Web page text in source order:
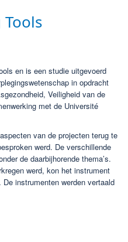
en is een studie uitgevoerd
in opdracht
Veiligheid van de
met de Université
van de projecten terug te
werd. De verschillende
de daarbijhorende thema’s.
werd, kon het instrument
instrumenten werden vertaald